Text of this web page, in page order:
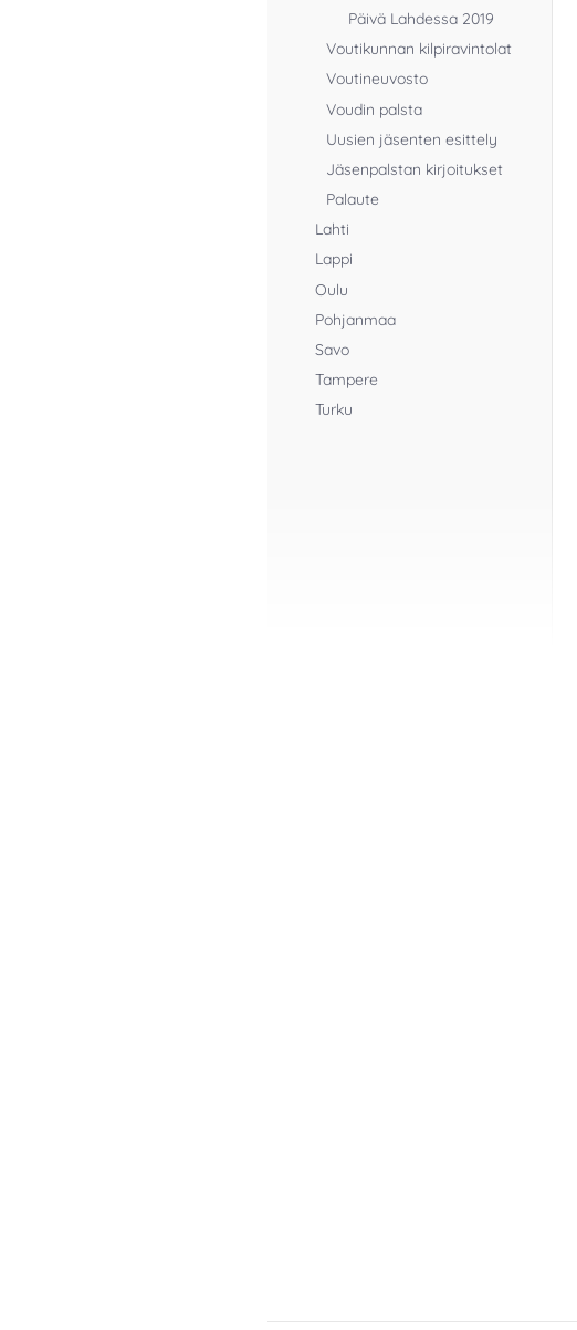
Päivä Lahdessa 2019
Voutikunnan kilpiravintolat
Voutineuvosto
Voudin palsta
Uusien jäsenten esittely
Jäsenpalstan kirjoitukset
Palaute
Lahti
Lappi
Oulu
Pohjanmaa
Savo
Tampere
Turku